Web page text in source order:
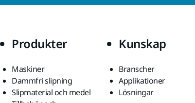
Produkter
Maskiner
Dammfri slipning
Slipmaterial och medel
Kunskap
Branscher
Applikationer
Lösningar